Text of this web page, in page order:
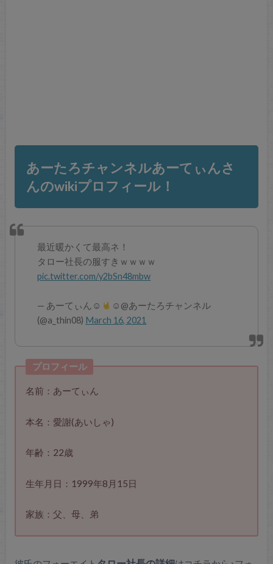
あーたろチャンネルあーてぃんさ
んのwikiプロフィール！
最近暖かくて最高ネ！
タロー社長の服すきｗｗｗｗ
pic.twitter.com/y2bSn48mbw
— あーてぃん☺︎︎
☺︎@あーたろチャンネル
(@a_thin08) March 16, 2021
プロフィール
名前：あーてぃん
本名：愛謝(あいしゃ)
年齢：22歳
生年月日：1999年8月15日
家族：父、母、弟